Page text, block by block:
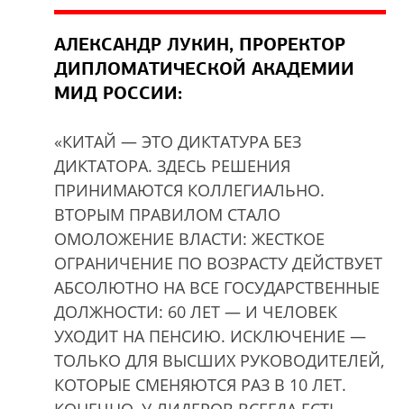
АЛЕКСАНДР ЛУКИН, ПРОРЕКТОР
ДИПЛОМАТИЧЕСКОЙ АКАДЕМИИ
МИД РОССИИ:
«КИТАЙ — ЭТО ДИКТАТУРА БЕЗ
ДИКТАТОРА. ЗДЕСЬ РЕШЕНИЯ
ПРИНИМАЮТСЯ КОЛЛЕГИАЛЬНО.
ВТОРЫМ ПРАВИЛОМ СТАЛО
ОМОЛОЖЕНИЕ ВЛАСТИ: ЖЕСТКОЕ
ОГРАНИЧЕНИЕ ПО ВОЗРАСТУ ДЕЙСТВУЕТ
АБСОЛЮТНО НА ВСЕ ГОСУДАРСТВЕННЫЕ
ДОЛЖНОСТИ: 60 ЛЕТ — И ЧЕЛОВЕК
УХОДИТ НА ПЕНСИЮ. ИСКЛЮЧЕНИЕ —
ТОЛЬКО ДЛЯ ВЫСШИХ РУКОВОДИТЕЛЕЙ,
КОТОРЫЕ СМЕНЯЮТСЯ РАЗ В 10 ЛЕТ.